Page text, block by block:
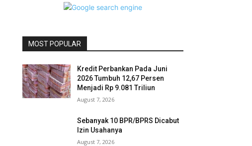
MOST POPULAR
Kredit Perbankan Pada Juni
2026 Tumbuh 12,67 Persen
Menjadi Rp 9.081 Triliun
August 7, 2026
Sebanyak 10 BPR/BPRS Dicabut
Izin Usahanya
August 7, 2026